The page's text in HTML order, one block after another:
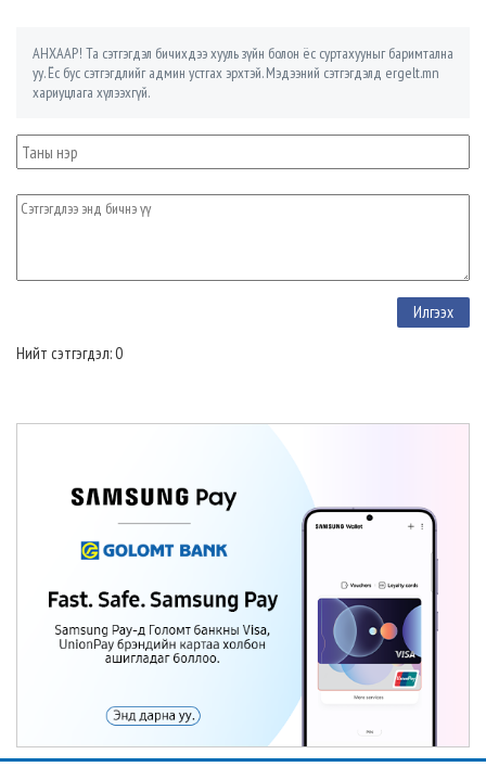
АНХААР! Та сэтгэгдэл бичихдээ хууль зүйн болон ёс суртахууныг баримтална
уу. Ёс бус сэтгэгдлийг админ устгах эрхтэй. Мэдээний сэтгэгдэлд ergelt.mn
хариуцлага хүлээхгүй.
Нийт сэтгэгдэл: 0